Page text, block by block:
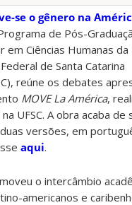
se o gênero na
de Pós-
em Ciências Humanas da
de Santa Catarina
reúne os debates
MOVE La América,
UFSC. A obra acaba de
versões, em
aqui.
o intercâmbio
americanos e